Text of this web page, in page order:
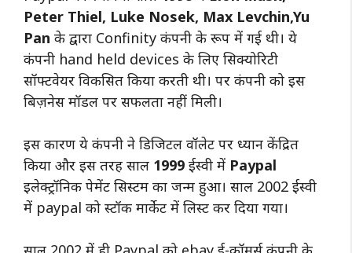
Peter Thiel, Luke Nosek, Max Levchin,Yu
Pan के द्वारा Confinity कंपनी के रूप में गई थी। ये
कंपनी hand held devices के लिए सिक्योरिटी
सॉफ्टवेयर विकसित किया करती थी। पर कंपनी को इस
बिज़नेस मॉडल पर सफलता नहीं मिली।
इस कारण ये कंपनी ने डिजिटल वॉलेट पर ध्यान केंद्रित
किया और इस तरह साल 1999 ईस्वी में Paypal
इलेक्ट्रॉनिक पेमेंट सिस्टम का जन्म हुआ। साल 2002 ईस्वी
में paypal को स्टॉक मार्केट में लिस्ट कर दिया गया।